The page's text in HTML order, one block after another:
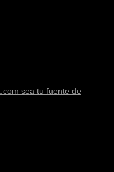
sea tu fuente de